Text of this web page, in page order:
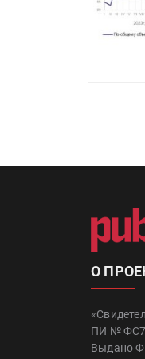
О
ПИ №
Выдано